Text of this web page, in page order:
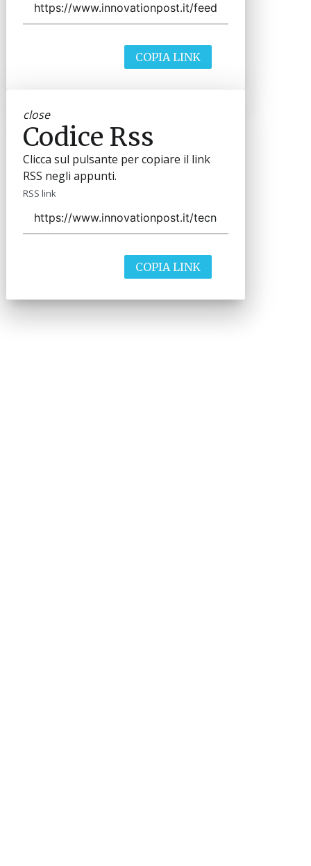
COPIA LINK
close
Codice Rss
Clicca sul pulsante per copiare il link
RSS negli appunti.
RSS link
COPIA LINK